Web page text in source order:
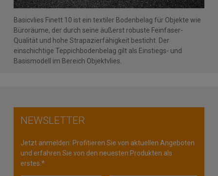
Basicvlies Finett 10 ist ein textiler Bodenbelag für Objekte wie
Büroräume, der durch seine äußerst robuste Feinfaser-
Qualität und hohe Strapazierfähigkeit besticht. Der
einschichtige Teppichbodenbelag gilt als Einstiegs- und
Basismodell im Bereich Objektvlies.
NEWSLETTER
Jetzt anmelden: Profitieren Sie von aktuellen Angeboten
und erfahren Sie von den neuesten Produkten als
erstes.*